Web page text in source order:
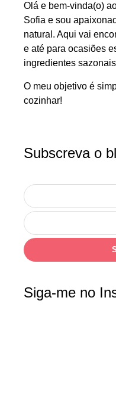
Olá e bem-vinda(o)
Sofia e sou
natural. Aqui vai
e até para ocasiões
ingredientes
O meu objetivo é
cozinhar!
Subscreva o
Siga-me no